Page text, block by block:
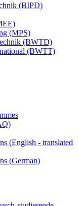
(BIPD)
(MPS)
(BWTD)
(BWTT)
(English - translated
(German)